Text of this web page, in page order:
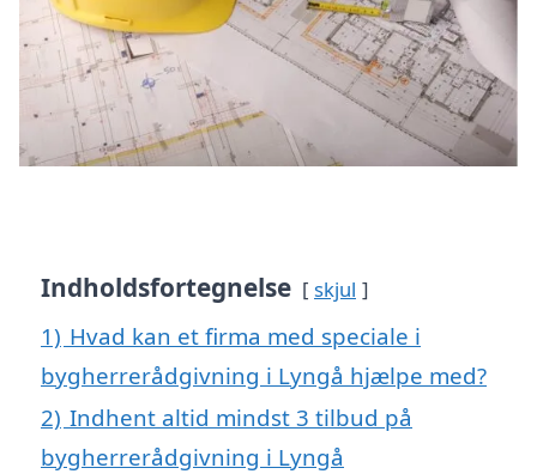
Indholdsfortegnelse skjul
1) Hvad kan et firma med speciale i
bygherrerådgivning i Lyngå hjælpe med?
2) Indhent altid mindst 3 tilbud på
bygherrerådgivning i Lyngå